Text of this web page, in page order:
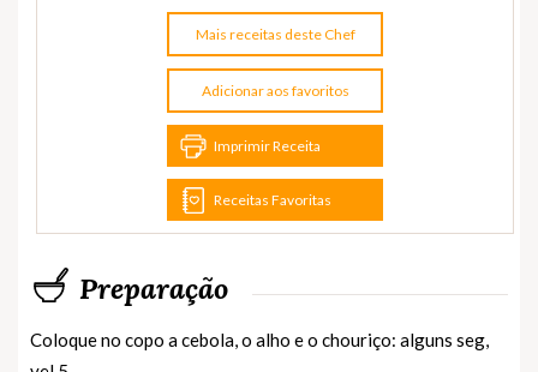
Mais receitas deste Chef
Adicionar aos favoritos
Imprimir Receita
Receitas Favoritas
Preparação
Coloque no copo a cebola, o alho e o chouriço: alguns seg,